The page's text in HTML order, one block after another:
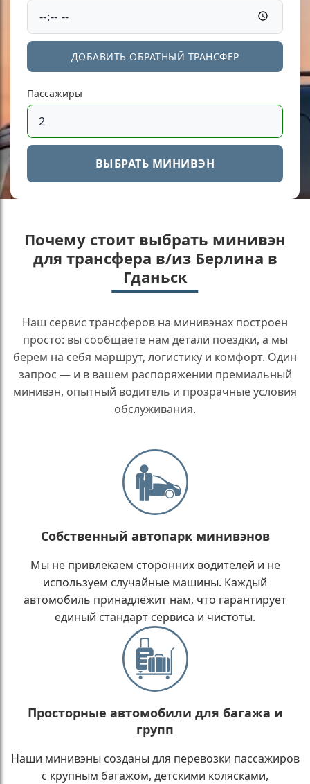
ДОБАВИТЬ ОБРАТНЫЙ ТРАНСФЕР
Пассажиры
ВЫБРАТЬ МИНИВЭН
Почему стоит выбрать минивэн
для трансфера в/из Берлина в
Гданьск
Наш сервис трансферов на минивэнах построен
просто: вы сообщаете нам детали поездки, а мы
берем на себя маршрут, логистику и комфорт. Один
запрос — и в вашем распоряжении премиальный
минивэн, опытный водитель и прозрачные условия
обслуживания.
Собственный автопарк минивэнов
Мы не привлекаем сторонних водителей и не
используем случайные машины. Каждый
автомобиль принадлежит нам, что гарантирует
единый стандарт сервиса и чистоты.
Просторные автомобили для багажа и
групп
Наши минивэны созданы для перевозки пассажиров
с крупным багажом, детскими колясками,